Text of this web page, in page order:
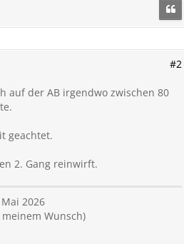
#2
auf der AB irgendwo zwischen 80
geachtet.
2. Gang reinwirft.
2026
Wunsch)